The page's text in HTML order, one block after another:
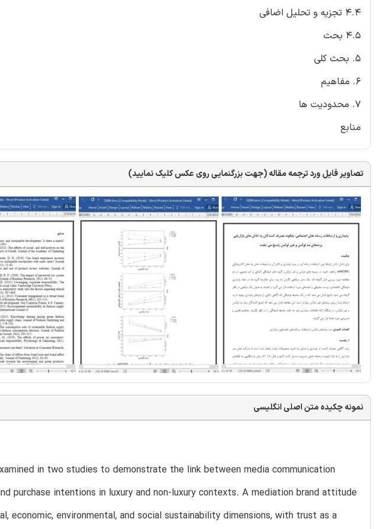
4.4 تجزیه و تحلیل اضافی
4.5 بحث
5. بحث کلی
6. مفاهیم
7. محدودیت ها
منابع
تصاویر فایل ورد ترجمه مقاله (جهت بزرگنمایی روی عکس کلیک نمایید)
نمونه چکیده متن اصلی انگلیسی
in two studies to demonstrate the link between media communication
purchase intentions in luxury and non-luxury contexts. A mediation brand attitude
economic, environmental, and social sustainability dimensions, with trust as a